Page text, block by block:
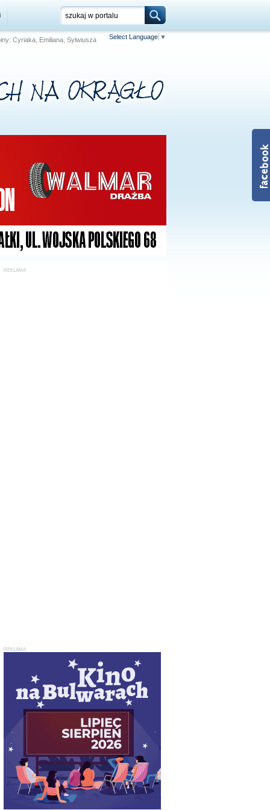
Cyriaka, Emiliana, Sylwiusza Select Language ▼